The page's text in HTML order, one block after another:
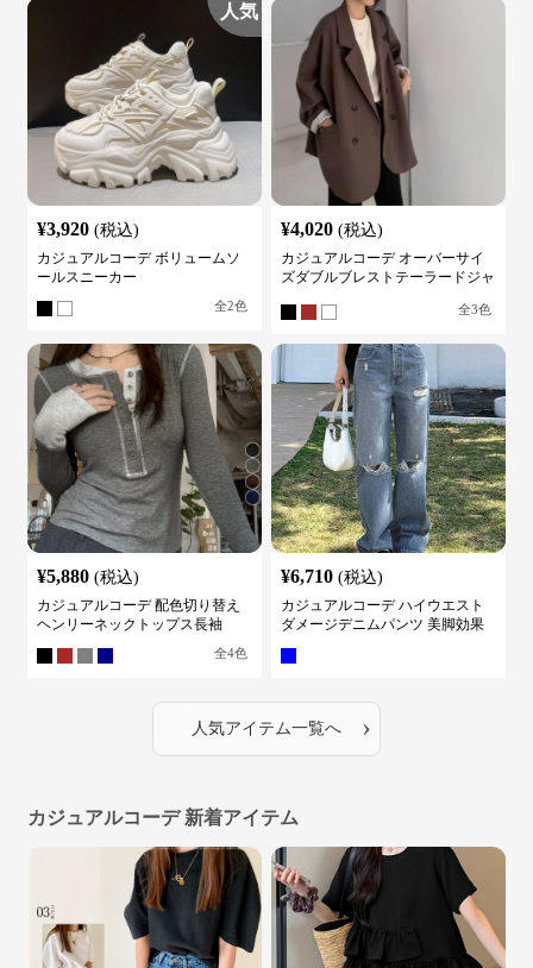
人気
¥3,920 (税込)
カジュアルコーデ ボリュームソ
ールスニーカー
全2色
¥4,020 (税込)
カジュアルコーデ オーバーサイ
ズダブルブレストテーラードジャ
全3色
¥5,880 (税込)
カジュアルコーデ 配色切り替え
ヘンリーネックトップス長袖
全4色
¥6,710 (税込)
カジュアルコーデ ハイウエスト
ダメージデニムパンツ 美脚効果
人気アイテム一覧へ ›
カジュアルコーデ 新着アイテム